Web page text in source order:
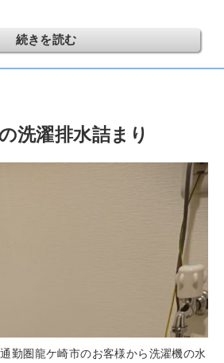
続きを読む
洗濯排水詰まり
勤圏龍ケ崎市のお客様から洗濯機の水